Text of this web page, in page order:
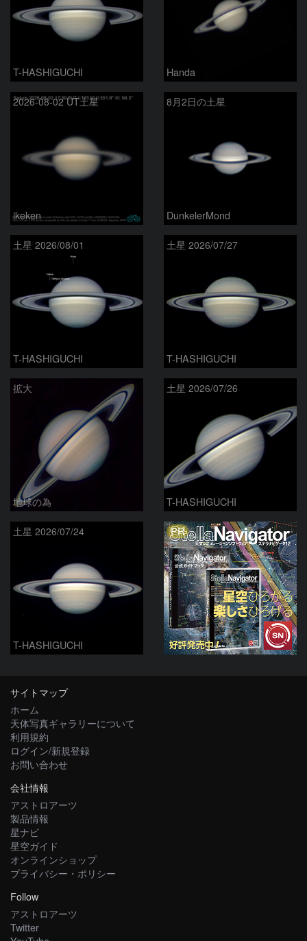
T-HASHIGUCHI Handa
2026-08-02 UT土星
ikeken
8月2日の土星
DunkelerMond
土星 2026/08/01
T-HASHIGUCHI
土星 2026/07/27
T-HASHIGUCHI
拡大
地球の為
土星 2026/07/26
T-HASHIGUCHI
土星 2026/07/24
T-HASHIGUCHI
PR
サイトマップ
ホーム
天体写真ギャラリーについて
利用規約
ログイン/新規登録
お問い合わせ
会社情報
アストロアーツ
製品情報
星ナビ
星空ガイド
オンラインショップ
プライバシー・ポリシー
Follow
アストロアーツ
Twitter